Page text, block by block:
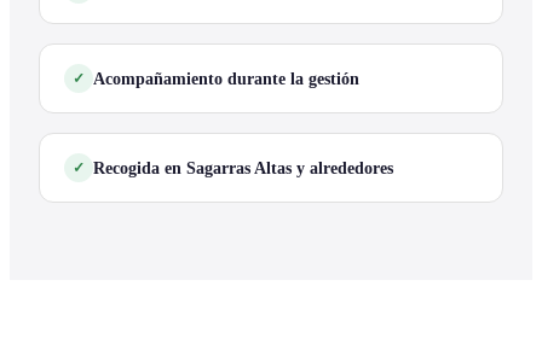
Acompañamiento durante la gestión
Recogida en Sagarras Altas y alrededores